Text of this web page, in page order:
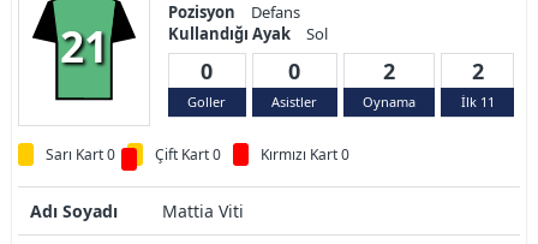
21
Pozisyon
Defans
Kullandığı Ayak
Sol
0
Goller
0
Asistler
2
Oynama
2
İlk 11
Sarı Kart 0 Çift Kart 0 Kırmızı Kart 0
Adı Soyadı Mattia Viti